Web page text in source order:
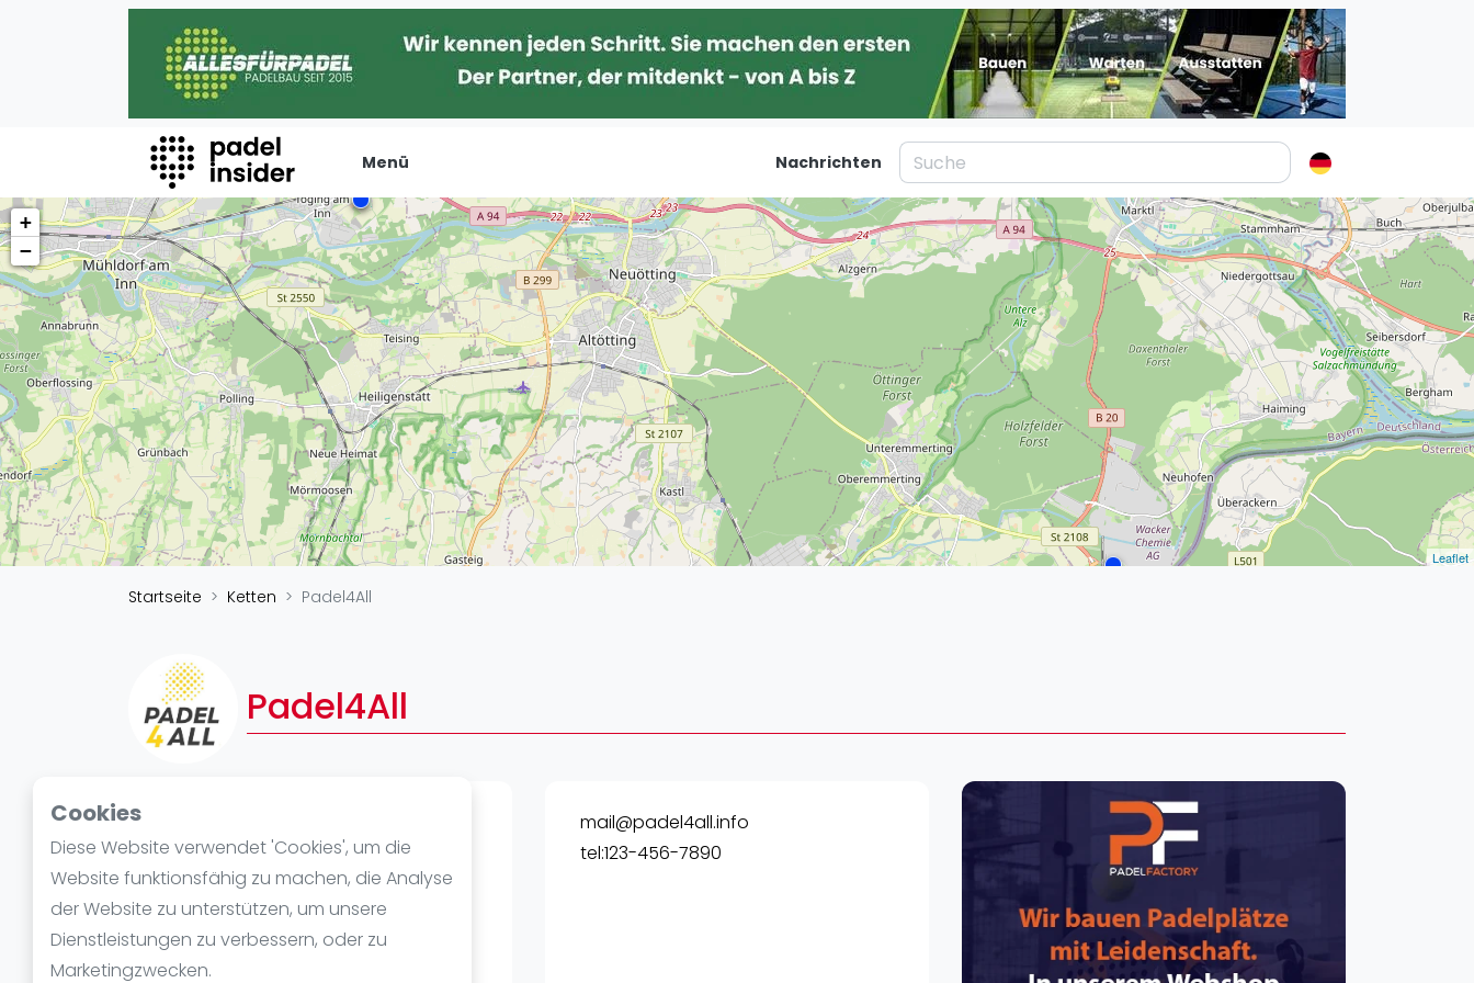
Cookies
Diese Website verwendet 'Cookies', um die
Website funktionsfähig zu machen, die Analyse
der Website zu unterstützen, um unsere
Dienstleistungen zu verbessern, oder zu
Marketingzwecken.
Menü
Padel Insider
Home
Padelstandorte
Organisationen
Buchungssysteme
Padel-Shops
Padel-Marken
Padelplatzbauer
Verschiedenes
Veranstaltungen
Turniere
International
Playtomic
Ranking
Männer
Frauen
FIP Männer
FIP Frauen
Blog
Was ist padel
Die Geschichte von Padel
Regeln und Punktzählung
Padel Schläge
Bandeja - Vibora
Video
Padel Basistechnik
Padelstädte
Berlin
Hamburg
München
Köln
Frankfurt am Main
Stuttgart
Düsseldorf
Leipzig
Dortmund
Essen
Login
Nachrichten
+
−
Leaflet
Startseite Ketten Padel4All
Padel4All
Bachstraße 6
84524 Neuötting
Bayern
https://padel4all.info/
Wegbeschreibung
mail@padel4all.info
tel:123-456-7890